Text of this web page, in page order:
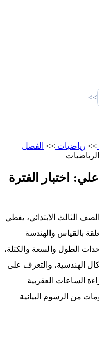
>> رياضيات >> الفصل
اختبار الفترة
الثالث الابتدائي، يغطي
بالقياس والهندسة
الطول والسعة والكتلة،
الهندسية، والتعرف على
الساعات العقربية
من الرسوم البيانية